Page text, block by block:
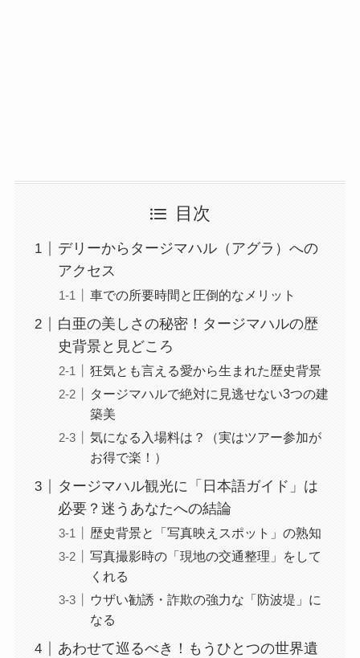
目次
デリーからタージマハル（アグラ）への
アクセス
車での所要時間と圧倒的なメリット
白亜の美しさの秘密！タージマハルの歴
史背景と見どころ
狂気とも言える愛から生まれた歴史背景
タージマハルで絶対に見逃せない3つの建
築美
気になる入場料は？（実はツアー参加が
お得で楽！）
タージマハル観光に「日本語ガイド」は
必要？迷うあなたへの結論
歴史背景と「写真映えスポット」の熟知
写真撮影時の「現地の交通整理」をして
くれる
ウザい勧誘・詐欺の強力な「防波堤」に
なる
あわせて巡るべき！もうひとつの世界遺